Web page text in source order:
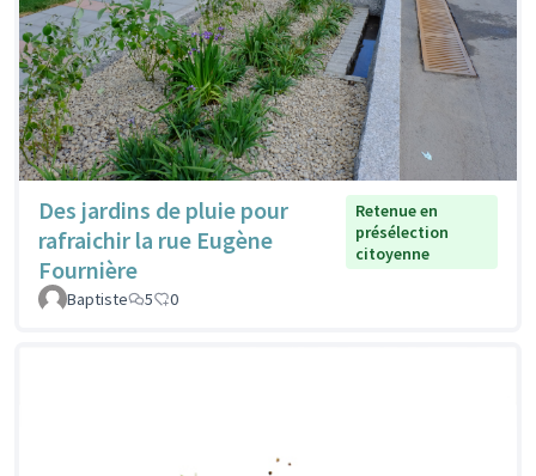
Des jardins de pluie pour
rafraichir la rue Eugène
Fournière
Retenue en
présélection
citoyenne
Baptiste 5 0